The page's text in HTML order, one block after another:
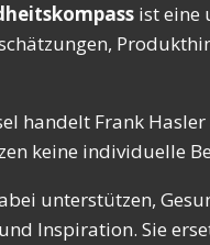
ist eine
handelt Frank Hasler
keine individuelle
unterstützen,
Inspiration. Sie